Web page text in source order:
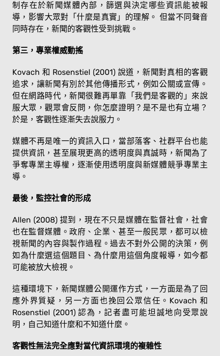
制存在於新聞媒體內部，篩選與決定哪些資訊能被報
導，影響大眾對「什麼是真實」的理解。 但當不同聲音
同時存在，新聞的客觀性受到挑戰。
第三，專業權威動搖
Kovach 和 Rosenstiel (2001) 說道，新聞對真相的客觀
追求，讓新聞有別於其他傳播形式，例如公關或宣傳。
但在網路時代，新聞很難再單靠「我們是客觀的」來說
服大眾，觀眾會反問，你怎麼證明？是不是也有立場？
於是，客觀性逐漸失去說服力。
媒體不再是唯一的資訊入口，當部落客、社群平台也能
提供資訊，甚至展現更高的透明度與真誠時，新聞為了
爭奪專業主導權，逐漸使用透明度與新媒體競爭專業主
導。
最後，監控社會的形成
Allen (2008) 提到，現在不只是媒體在監督社會，社會
也在監督媒體。政府、企業、甚至一般民眾，都可以檢
視新聞的內容與製作過程。過去不對外公開的決策，例
如為什麼選這個題目、為什麼用這個角度報導，如今都
可能被放大檢視。
這種環境下，新聞媒體公開運作方式，一方面是為了回
應外界質疑，另一方面也挽回公眾信任。Kovach 和
Rosenstiel (2001) 認為，記者盡可能坦誠地向受眾說
明，自己知道什麼和不知道什麼。
客觀性無法完全應對當代資訊環境的複雜性